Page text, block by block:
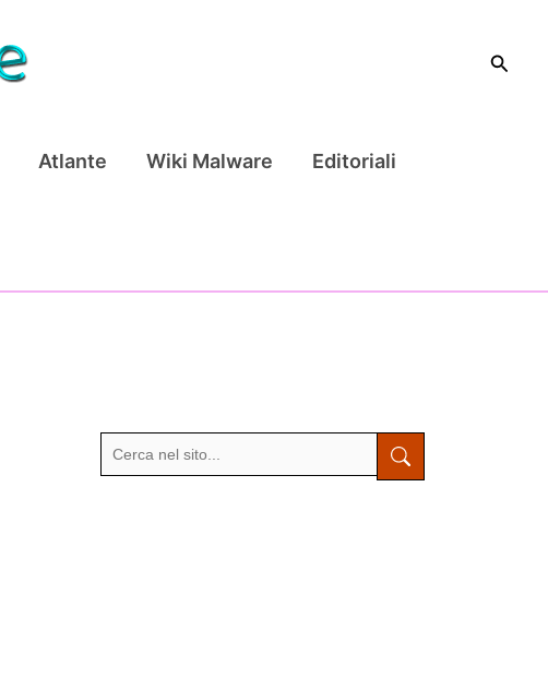
Cerca
Atlante Wiki Malware Editoriali